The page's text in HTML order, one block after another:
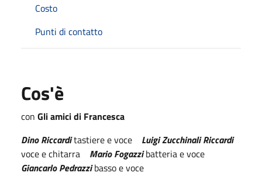
Costo
Punti di contatto
Cos'è
con Gli amici di Francesca
Dino Riccarditastiere e voce Luigi Zucchinali Riccardi
voce e chitarra Mario Fogazzibatteria e voce
Giancarlo Pedrazzibasso e voce